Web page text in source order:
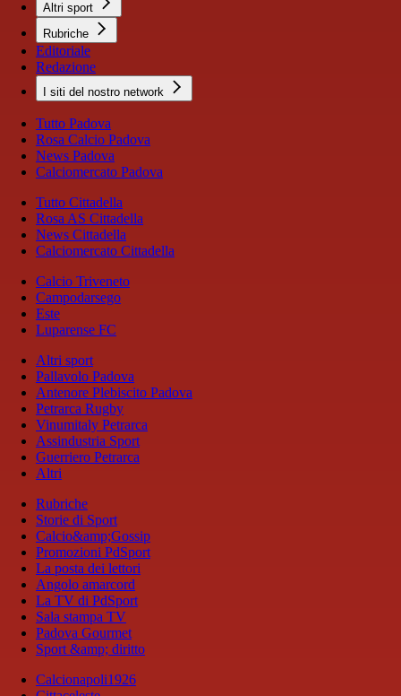
Altri sport
Rubriche
Editoriale
Redazione
I siti del nostro network
Tutto Padova
Rosa Calcio Padova
News Padova
Calciomercato Padova
Tutto Cittadella
Rosa AS Cittadella
News Cittadella
Calciomercato Cittadella
Calcio Triveneto
Campodarsego
Este
Luparense FC
Altri sport
Pallavolo Padova
Antenore Plebiscito Padova
Petrarca Rugby
Vinumitaly Petrarca
Assindustria Sport
Guerriero Petrarca
Altri
Rubriche
Storie di Sport
Calcio&amp;Gossip
Promozioni PdSport
La posta dei lettori
Angolo amarcord
La TV di PdSport
Sala stampa TV
Padova Gourmet
Sport &amp; diritto
Calcionapoli1926